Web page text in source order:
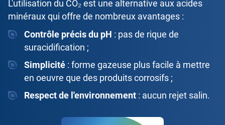
L'utilisation du CO₂ est une alternative aux acides
minéraux qui offre de nombreux avantages :
Contrôle précis du pH : pas de rique de
suracidification ;
Simplicité : forme gazeuse plus facile à mettre
en oeuvre que des produits corrosifs ;
Respect de l'environnement : aucun rejet salin.